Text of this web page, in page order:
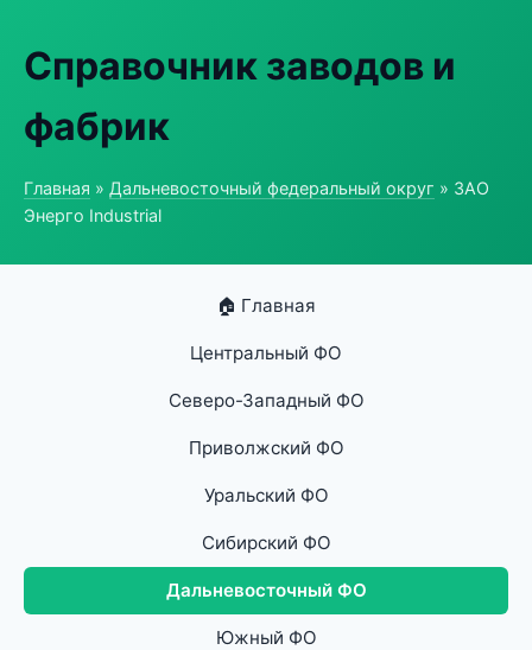
Справочник заводов и
фабрик
Главная » Дальневосточный федеральный округ » ЗАО
Энерго Industrial
🏠 Главная
Центральный ФО
Северо-Западный ФО
Приволжский ФО
Уральский ФО
Сибирский ФО
Дальневосточный ФО
Южный ФО